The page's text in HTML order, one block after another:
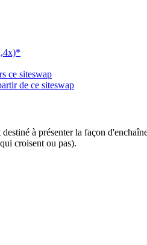
ce siteswap
de ce siteswap
à présenter la façon
croisent ou pas).